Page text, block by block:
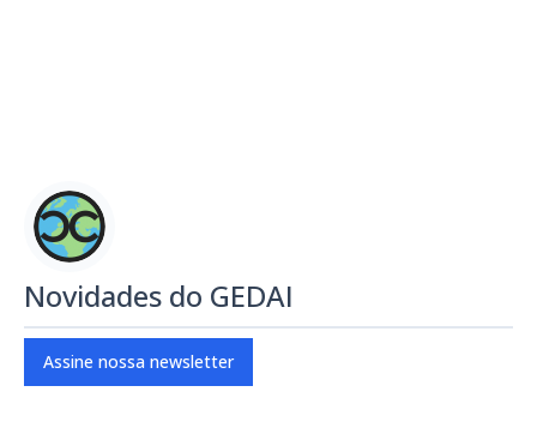
Novidades do GEDAI
Assine nossa newsletter